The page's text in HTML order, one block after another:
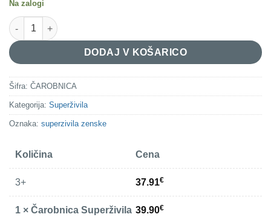
Na zalogi
Čarobnica Superživila količina
DODAJ V KOŠARICO
Šifra: ČAROBNICA
Kategorija: Superživila
Oznaka: superzivila zenske
Količina Cena
3+ 37.91€
1 × Čarobnica Superživila 39.90€